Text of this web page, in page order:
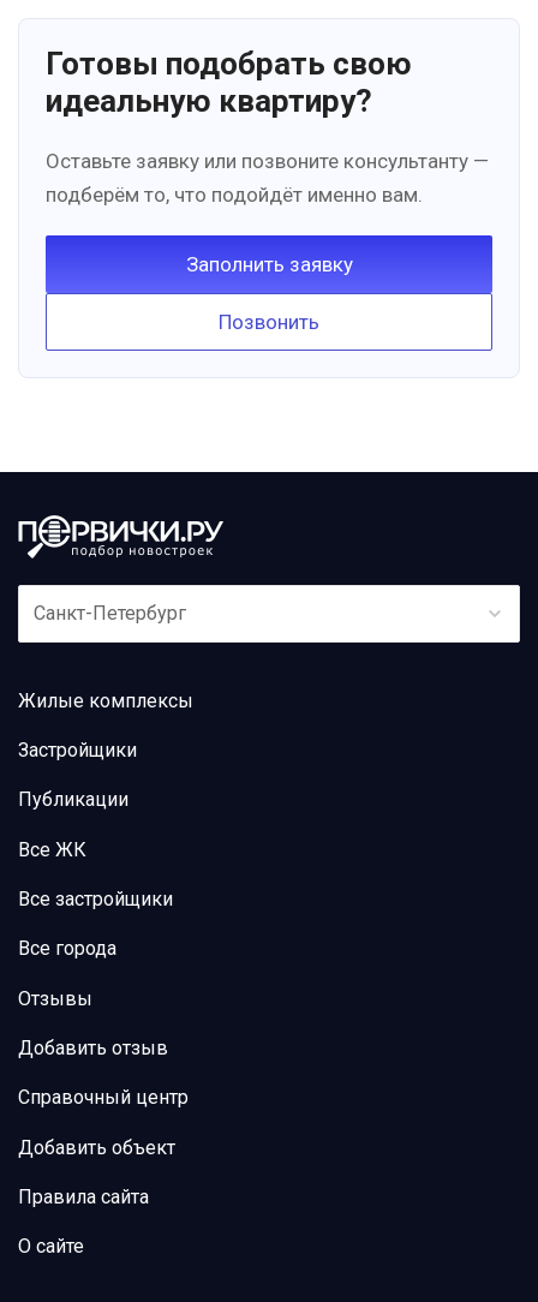
Готовы подобрать свою
идеальную квартиру?
Оставьте заявку или позвоните консультанту —
подберём то, что подойдёт именно вам.
Заполнить заявку
Позвонить
Санкт-Петербург
Жилые комплексы
Застройщики
Публикации
Все ЖК
Все застройщики
Все города
Отзывы
Добавить отзыв
Справочный центр
Добавить объект
Правила сайта
О сайте